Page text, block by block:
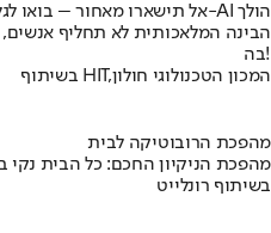
אל תישארו מאחור – בואו לגלות לאן ה-AI הולך
הבינה המלאכותית לא תחליף
בה!
בשיתוף HIT,המכון הטכנולוגי חולון
מהפכת הרובוטיקה לבית
מהפכת הניקיון החכם: כל הבית נקי
בשיתוף רונלייט